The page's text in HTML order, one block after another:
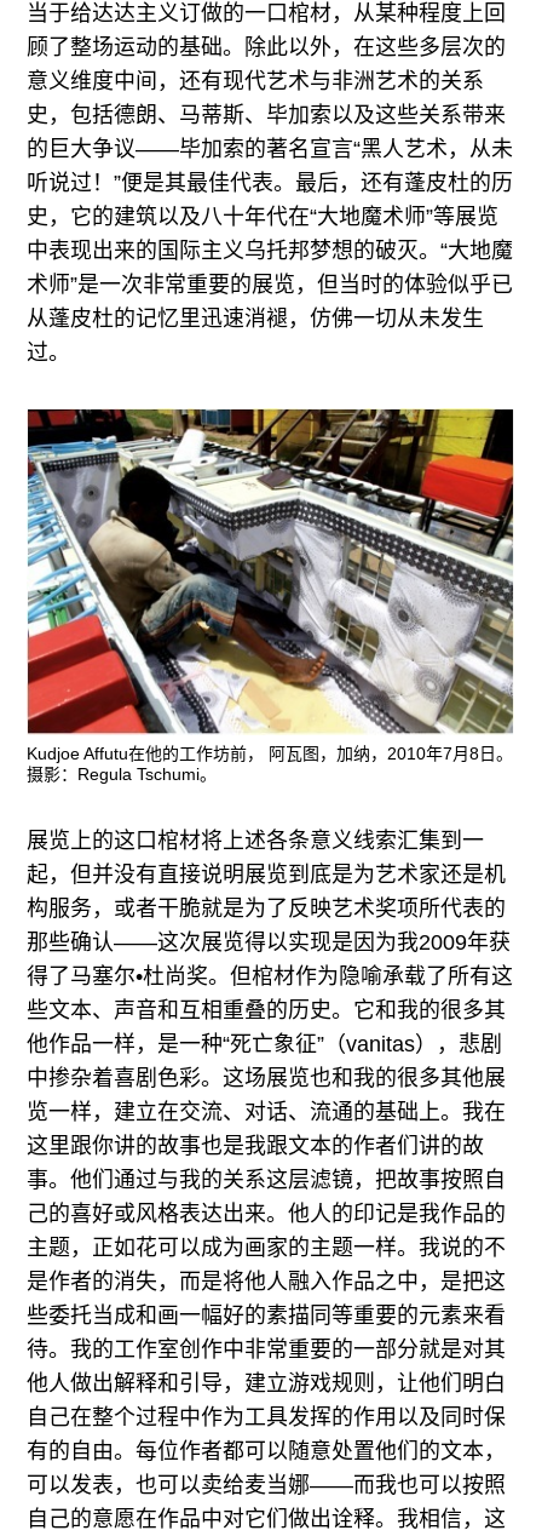
当于给达达主义订做的一口棺材，从某种程度上回
顾了整场运动的基础。除此以外，在这些多层次的
意义维度中间，还有现代艺术与非洲艺术的关系
史，包括德朗、马蒂斯、毕加索以及这些关系带来
的巨大争议——毕加索的著名宣言“黑人艺术，从未
听说过！”便是其最佳代表。最后，还有蓬皮杜的历
史，它的建筑以及八十年代在“大地魔术师”等展览
中表现出来的国际主义乌托邦梦想的破灭。“大地魔
术师”是一次非常重要的展览，但当时的体验似乎已
从蓬皮杜的记忆里迅速消褪，仿佛一切从未发生
过。
Kudjoe Affutu在他的工作坊前， 阿瓦图，加纳，2010年7月8日。
摄影：Regula Tschumi。
展览上的这口棺材将上述各条意义线索汇集到一
起，但并没有直接说明展览到底是为艺术家还是机
构服务，或者干脆就是为了反映艺术奖项所代表的
那些确认——这次展览得以实现是因为我2009年获
得了马塞尔•杜尚奖。但棺材作为隐喻承载了所有这
些文本、声音和互相重叠的历史。它和我的很多其
他作品一样，是一种“死亡象征”（vanitas），悲剧
中掺杂着喜剧色彩。这场展览也和我的很多其他展
览一样，建立在交流、对话、流通的基础上。我在
这里跟你讲的故事也是我跟文本的作者们讲的故
事。他们通过与我的关系这层滤镜，把故事按照自
己的喜好或风格表达出来。他人的印记是我作品的
主题，正如花可以成为画家的主题一样。我说的不
是作者的消失，而是将他人融入作品之中，是把这
些委托当成和画一幅好的素描同等重要的元素来看
待。我的工作室创作中非常重要的一部分就是对其
他人做出解释和引导，建立游戏规则，让他们明白
自己在整个过程中作为工具发挥的作用以及同时保
有的自由。每位作者都可以随意处置他们的文本，
可以发表，也可以卖给麦当娜——而我也可以按照
自己的意愿在作品中对它们做出诠释。我相信，这